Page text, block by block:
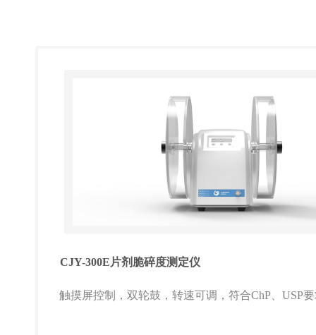
CJY-300E片剂脆碎度测定仪
触摸屏控制，双轮鼓，转速可调，符合ChP、USP